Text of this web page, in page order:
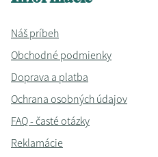
Náš príbeh
Obchodné podmienky
Doprava a platba
Ochrana osobných údajov
FAQ - časté otázky
Reklamácie